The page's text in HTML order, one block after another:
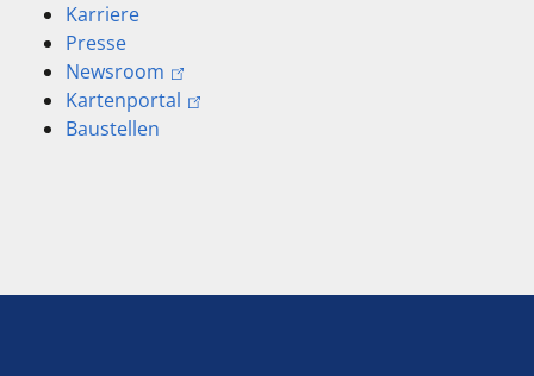
Karriere
Presse
Newsroom
Kartenportal
Baustellen